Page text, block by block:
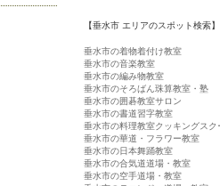
【垂水市 エリアのスポット検索】
垂水市の着物着付け教室
垂水市の音楽教室
垂水市の編み物教室
垂水市のそろばん珠算教室・塾
垂水市の囲碁教室サロン
垂水市の書道習字教室
垂水市の料理教室クッキングスク
垂水市の華道・フラワー教室
垂水市の日本舞踊教室
垂水市の合気道道場・教室
垂水市の空手道場・教室